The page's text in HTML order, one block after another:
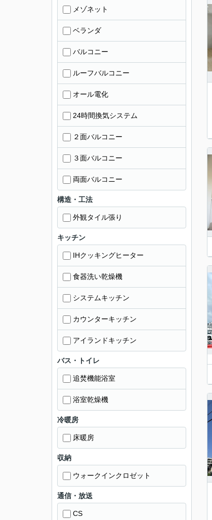
メゾネット
ベランダ
バルコニー
ルーフバルコニー
オール電化
24時間換気システム
２面バルコニー
３面バルコニー
両面バルコニー
構造・工法
外観タイル張り
キッチン
IHクッキングヒーター
食器洗い乾燥機
システムキッチン
カウンターキッチン
アイランドキッチン
バス・トイレ
追焚機能浴室
浴室乾燥機
冷暖房
床暖房
収納
ウォークインクロゼット
通信・放送
CS